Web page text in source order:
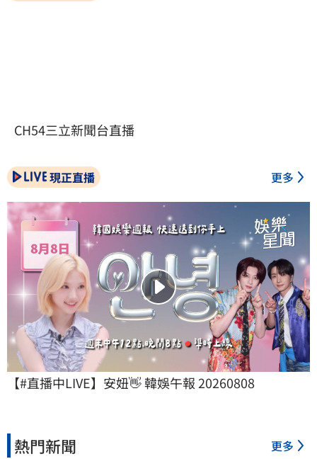
CH54三立新聞台直播
現正直播 更多
【#直播中LIVE】安妞👋 韓娛午報 20260808
熱門新聞 更多